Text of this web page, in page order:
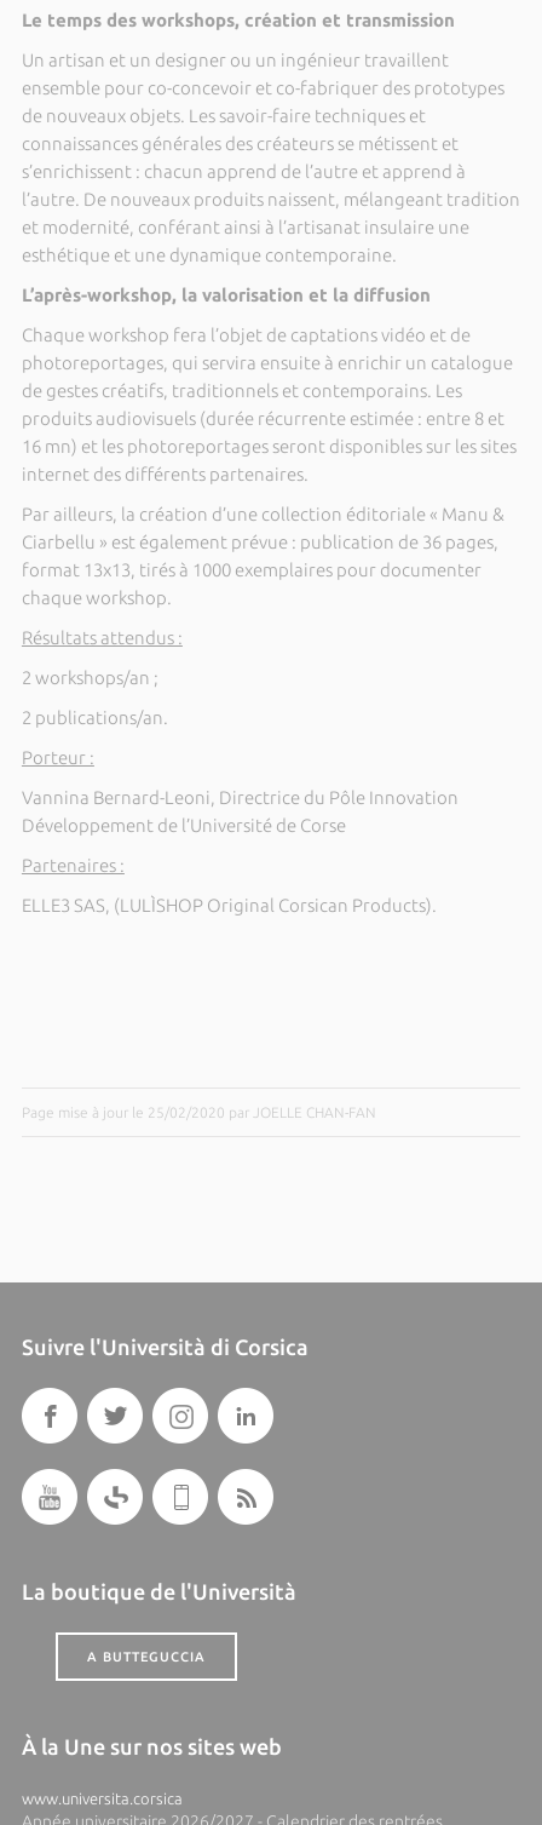
Le temps des workshops, création et transmission
Un artisan et un designer ou un ingénieur travaillent
ensemble pour co-concevoir et co-fabriquer des prototypes
de nouveaux objets. Les savoir-faire techniques et
connaissances générales des créateurs se métissent et
s’enrichissent : chacun apprend de l’autre et apprend à
l’autre. De nouveaux produits naissent, mélangeant tradition
et modernité, conférant ainsi à l’artisanat insulaire une
esthétique et une dynamique contemporaine.
L’après-workshop, la valorisation et la diffusion
Chaque workshop fera l’objet de captations vidéo et de
photoreportages, qui servira ensuite à enrichir un catalogue
de gestes créatifs, traditionnels et contemporains. Les
produits audiovisuels (durée récurrente estimée : entre 8 et
16 mn) et les photoreportages seront disponibles sur les sites
internet des différents partenaires.
Par ailleurs, la création d’une collection éditoriale « Manu &
Ciarbellu » est également prévue : publication de 36 pages,
format 13x13, tirés à 1000 exemplaires pour documenter
chaque workshop.
Résultats attendus :
2 workshops/an ;
2 publications/an.
Porteur :
Vannina Bernard-Leoni, Directrice du Pôle Innovation
Développement de l’Université de Corse
Partenaires :
ELLE3 SAS, (LULÌSHOP Original Corsican Products).
Page mise à jour le 25/02/2020 par JOELLE CHAN-FAN
Suivre l'Università di Corsica
La boutique de l'Università
A BUTTEGUCCIA
À la Une sur nos sites web
www.universita.corsica